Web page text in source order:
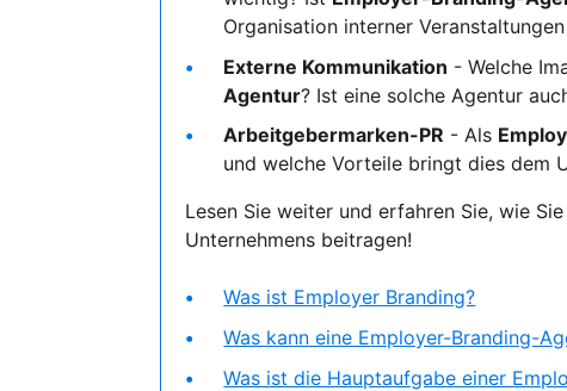
Organisation interner
Externe Kommunikation - Welche
Agentur? Ist eine solche Agentur
Arbeitgebermarken-PR - Als
und welche Vorteile bringt dies dem
Lesen Sie weiter und erfahren Sie, wie Sie
Unternehmens beitragen!
Was ist Employer Branding?
Was kann eine Employer-Branding-
Was ist die Hauptaufgabe einer